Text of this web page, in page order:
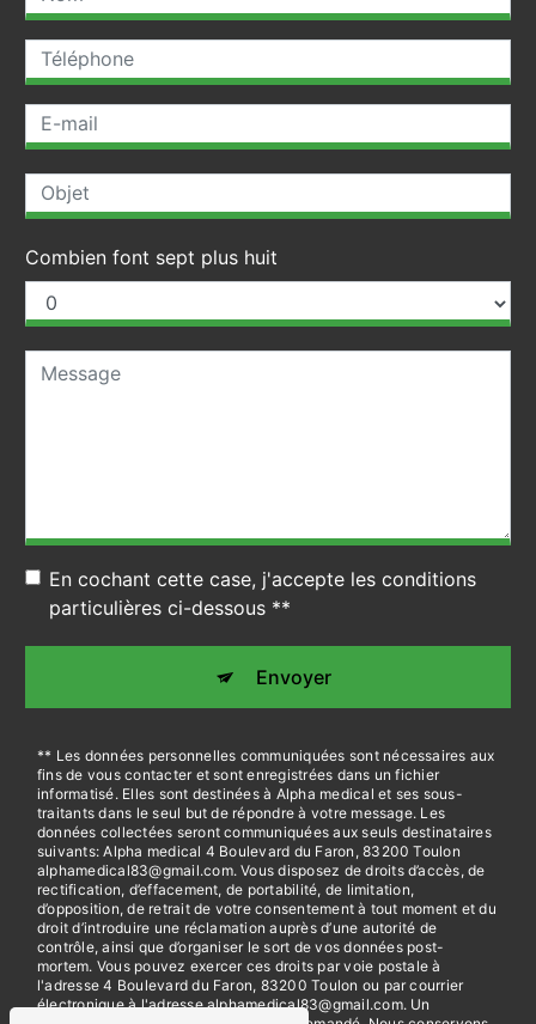
Combien font sept plus huit
En cochant cette case, j'accepte les conditions
particulières ci-dessous **
Envoyer
** Les données personnelles communiquées sont nécessaires aux
fins de vous contacter et sont enregistrées dans un fichier
informatisé. Elles sont destinées à Alpha medical et ses sous-
traitants dans le seul but de répondre à votre message. Les
données collectées seront communiquées aux seuls destinataires
suivants: Alpha medical 4 Boulevard du Faron, 83200 Toulon
alphamedical83@gmail.com. Vous disposez de droits d’accès, de
rectification, d’effacement, de portabilité, de limitation,
d’opposition, de retrait de votre consentement à tout moment et du
droit d’introduire une réclamation auprès d’une autorité de
contrôle, ainsi que d’organiser le sort de vos données post-
mortem. Vous pouvez exercer ces droits par voie postale à
l'adresse 4 Boulevard du Faron, 83200 Toulon ou par courrier
électronique à l'adresse alphamedical83@gmail.com. Un